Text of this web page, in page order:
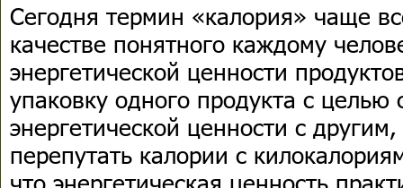
Сегодня термин «калория» чаще
качестве понятного каждому
энергетической ценности
упаковку одного продукта с целью
энергетической ценности с
перепутать калории с